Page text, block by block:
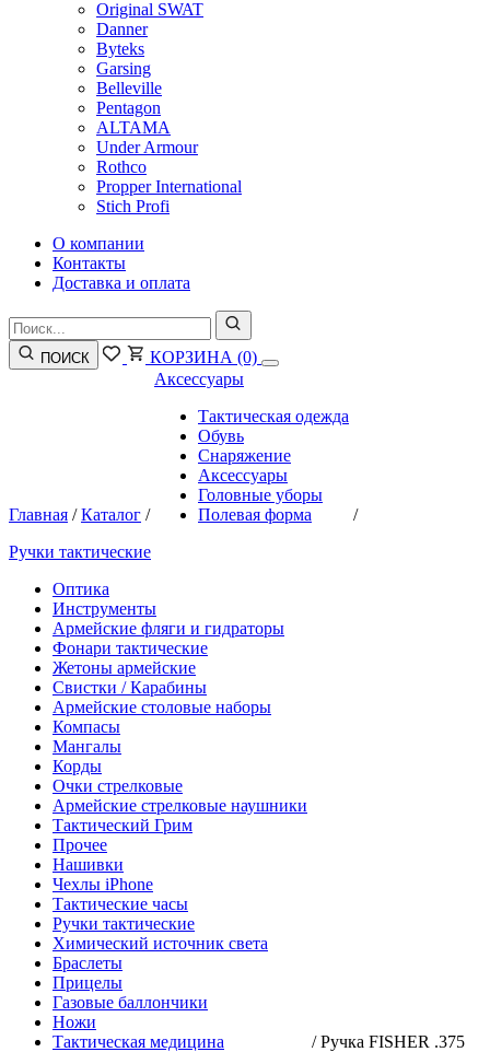
Original SWAT
Danner
Byteks
Garsing
Belleville
Pentagon
ALTAMA
Under Armour
Rothco
Propper International
Stich Profi
О компании
Контакты
Доставка и оплата
ПОИСК КОРЗИНА (0)
Главная /Каталог /
Аксессуары
Тактическая одежда
Обувь
Снаряжение
Аксессуары
Головные уборы
Полевая форма
/
Ручки тактические
Оптика
Инструменты
Армейские фляги и гидраторы
Фонари тактические
Жетоны армейские
Свистки / Карабины
Армейские столовые наборы
Компасы
Мангалы
Корды
Очки стрелковые
Армейские стрелковые наушники
Тактический Грим
Прочее
Нашивки
Чехлы iPhone
Тактические часы
Ручки тактические
Химический источник света
Браслеты
Прицелы
Газовые баллончики
Ножи
Тактическая медицина
/Ручка FISHER .375